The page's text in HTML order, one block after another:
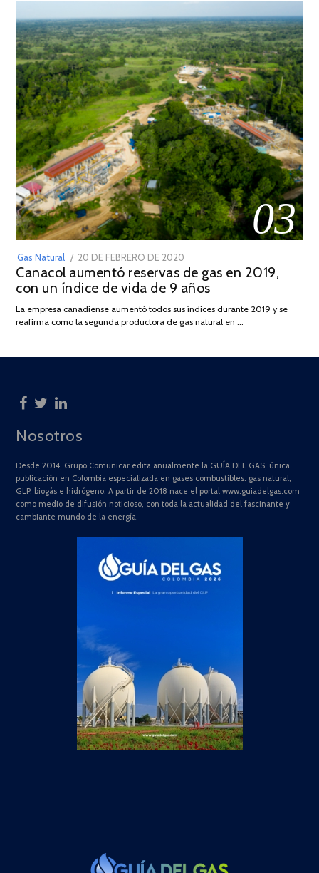
03
Gas Natural
POSTED
ON
20 DE FEBRERO DE 2020
DE
JULIO
2025
Canacol aumentó reservas de gas en 2019,
con un índice de vida de 9 años
La empresa canadiense aumentó todos sus índices durante 2019 y se
reafirma como la segunda productora de gas natural en …
Nosotros
Desde 2014, Grupo Comunicar edita anualmente la GUÍA DEL GAS, única
publicación en Colombia especializada en gases combustibles: gas natural,
GLP, biogás e hidrógeno. A partir de 2018 nace el portal www.guiadelgas.com
como medio de difusión noticioso, con toda la actualidad del fascinante y
cambiante mundo de la energía.